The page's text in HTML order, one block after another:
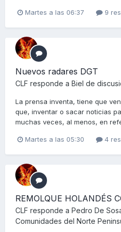
Martes a las 06:37 9
Nuevos radares DGT
CLF responde a Biel de
La prensa inventa, tiene que
que, inventar o sacar noticias
muchas veces, al menos, en
Martes a las 05:30 4
REMOLQUE HOLANDÉS
CLF responde a Pedro De
Comunidades del Norte